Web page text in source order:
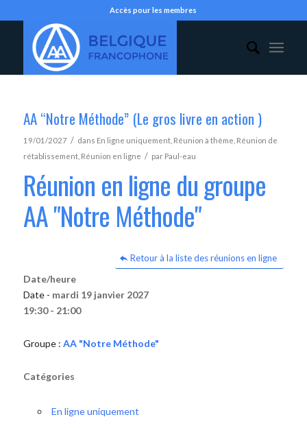
Accès pour les membres
AA “Notre Méthode” (Le gros livre en action )
19/01/2027 / dans En ligne uniquement, Réunion à thème Réunion de
rétablissement, Réunion en ligne / par Paul-eau
Réunion en ligne du groupe
AA "Notre Méthode"
Retour à la liste des réunions en ligne
Date/heure
Date - mardi 19 janvier 2027
19:30 - 21:00
Groupe : AA "Notre Méthode"
Catégories
En ligne uniquement